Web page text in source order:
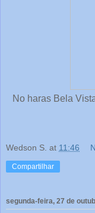
No haras Bela
Wedson S. at 11:46
Compartilhar
segunda-feira, 27 de